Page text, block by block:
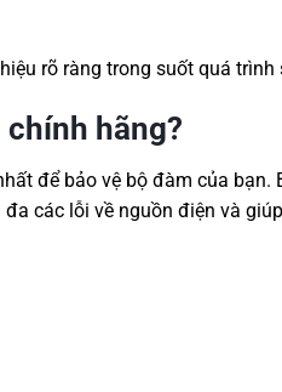
rõ ràng trong suốt quá trình
hãng?
để bảo vệ bộ đàm của bạn.
các lỗi về nguồn điện và